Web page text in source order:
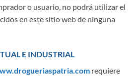
o usuario, no podrá utilizar el
en este sitio web de ninguna
E INDUSTRIAL
requiere